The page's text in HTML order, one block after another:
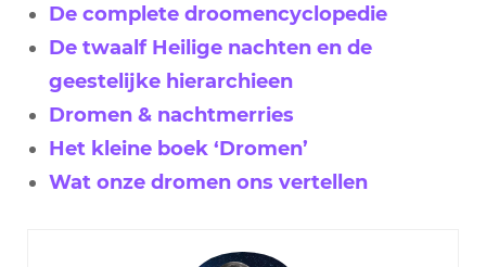
De complete droomencyclopedie
De twaalf Heilige nachten en de
geestelijke hierarchieen
Dromen & nachtmerries
Het kleine boek ‘Dromen’
Wat onze dromen ons vertellen